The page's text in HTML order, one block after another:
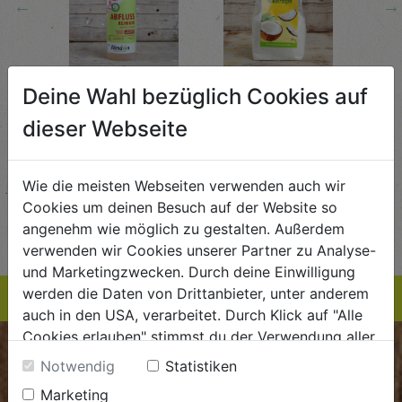
←
Abflussreiniger
1L
AlmaWin
AUF DIE
EINKAUFSLISTE
Kokosraspeln
250g
AUF DIE
EINKAUFSLISTE
→
BIOKISTE
Deine Wahl bezüglich Cookies auf
dieser Webseite
Wie die meisten Webseiten verwenden auch wir
Cookies um deinen Besuch auf der Website so
angenehm wie möglich zu gestalten. Außerdem
verwenden wir Cookies unserer Partner zu Analyse-
und Marketingzwecken. Durch deine Einwilligung
werden die Daten von Drittanbieter, unter anderem
auch in den USA, verarbeitet. Durch Klick auf "Alle
Cookies erlauben" stimmst du der Verwendung aller
Cookies zu. Unter "Details anzeigen" findest du alle
Infos zu den unterschiedlichen Cookies, du kannst
Notwendig
Statistiken
Marketing